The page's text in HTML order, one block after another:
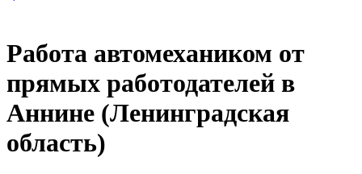
Работа автомехаником от
прямых работодателей в
Аннине (Ленинградская
область)